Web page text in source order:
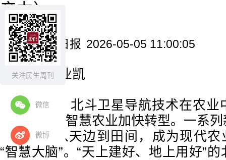
关注民生周刊
微信
微博
产力）
来源：人民日报 2026-05-05 11:00:05
记者 谷业凯
近年来，北斗卫星导航技术在农业
传统农业向智慧农业加快转型。一系
北斗系统从天边到田间，成为现代农
“智慧大脑”。“天上建好、地上用好”